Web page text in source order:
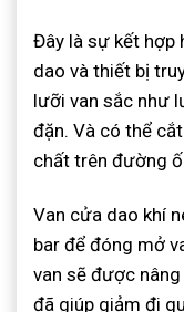
Đây là sự kết hợp
dao và thiết bị
lưỡi van sắc như
đặn. Và có thể
chất trên đường
Van cửa dao khí
bar để đóng mở
van sẽ được
đã giúp giảm đi